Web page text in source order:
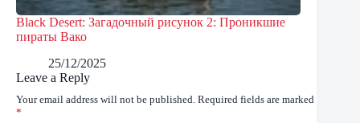
Black Desert: Загадочный рисунок 2: Проникшие
пираты Вако
25/12/2025
Leave a Reply
Your email address will not be published. Required fields are marked
*